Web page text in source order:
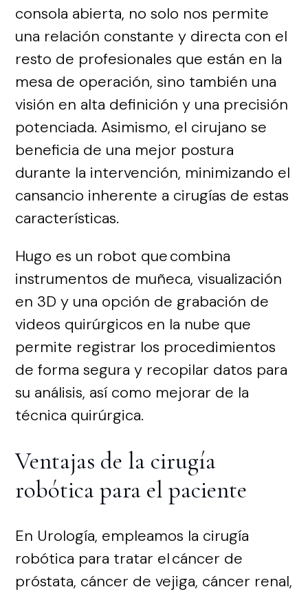
consola abierta, no solo nos permite
una relación constante y directa con el
resto de profesionales que están en la
mesa de operación, sino también una
visión en alta definición y una precisión
potenciada. Asimismo, el cirujano se
beneficia de una mejor postura
durante la intervención, minimizando el
cansancio inherente a cirugías de estas
características.
Hugo es un robot que combina
instrumentos de muñeca, visualización
en 3D y una opción de grabación de
videos quirúrgicos en la nube que
permite registrar los procedimientos
de forma segura y recopilar datos para
su análisis, así como mejorar de la
técnica quirúrgica.
Ventajas de la cirugía
robótica para el paciente
En Urología, empleamos la cirugía
robótica para tratar el cáncer de
próstata, cáncer de vejiga, cáncer renal,